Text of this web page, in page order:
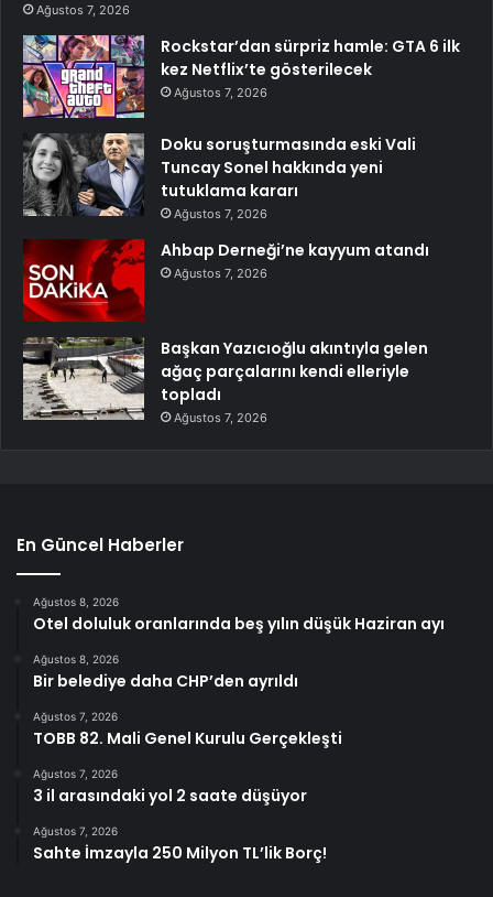
Ağustos 7, 2026
Rockstar’dan sürpriz hamle: GTA 6 ilk
kez Netflix’te gösterilecek
Ağustos 7, 2026
Doku soruşturmasında eski Vali
Tuncay Sonel hakkında yeni
tutuklama kararı
Ağustos 7, 2026
Ahbap Derneği’ne kayyum atandı
Ağustos 7, 2026
Başkan Yazıcıoğlu akıntıyla gelen
ağaç parçalarını kendi elleriyle
topladı
Ağustos 7, 2026
En Güncel Haberler
Ağustos 8, 2026
Otel doluluk oranlarında beş yılın düşük Haziran ayı
Ağustos 8, 2026
Bir belediye daha CHP’den ayrıldı
Ağustos 7, 2026
TOBB 82. Mali Genel Kurulu Gerçekleşti
Ağustos 7, 2026
3 il arasındaki yol 2 saate düşüyor
Ağustos 7, 2026
Sahte İmzayla 250 Milyon TL’lik Borç!